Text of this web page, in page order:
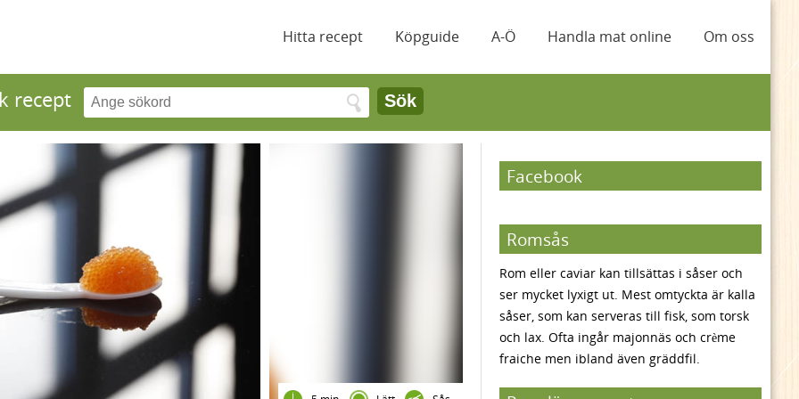
Hitta recept Köpguide A-Ö Handla mat online Om oss
recept Sök
Facebook
Romsås
Rom eller caviar kan tillsättas i såser och
ser mycket lyxigt ut. Mest omtyckta är kalla
såser, som kan serveras till fisk, som torsk
och lax. Ofta ingår majonnäs och crème
fraiche men ibland även gräddfil.